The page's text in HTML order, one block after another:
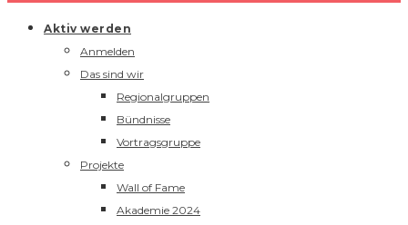
Aktiv werden
Anmelden
Das sind wir
Regionalgruppen
Bündnisse
Vortragsgruppe
Projekte
Wall of Fame
Akademie 2024